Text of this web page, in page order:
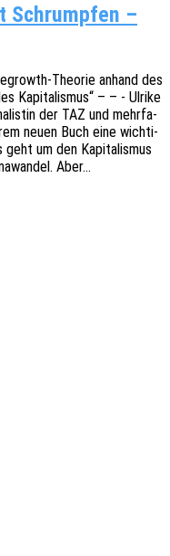
Schrumpfen –
Theo­rie anhand des
Kapi­ta­lis­mus“ – – - Ulrike
der TAZ und mehr­fa­
neuen Buch eine wich­ti­
um den Kapi­ta­lis­mus
Aber…